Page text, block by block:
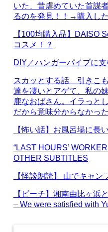
いた、昔虐めていた首謀
るのを発見！！→購入し
【100均購入品】DAISO
コスメ！？
DIY／ハンガーパイプに
スカッとする話 引きこ
達を凄いとアゲて、私の
鹿なおばさん。イラっと
だから意味分からなかっ
【怖い話】お風呂場に長
“LAST HOURS’
OTHER SUBTITLES
【怪談朗読】 山でキャ
【ビーチ】湘南由比ヶ浜
– We were satisfied with